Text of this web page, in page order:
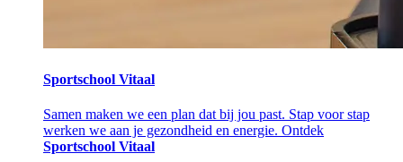
Sportschool Vitaal
Samen maken we een plan dat bij jou past. Stap voor stap
werken we aan je gezondheid en energie. Ontdek
Sportschool Vitaal